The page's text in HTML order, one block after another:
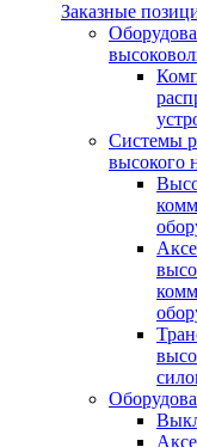
Заказные
Системы
высокого